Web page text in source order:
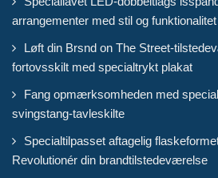
arrangementer med stil og funktionalitet
Løft din Brsnd on The Street-
fortovsskilt med specialtrykt plakat
Fang opmærksomheden med
svingstang-tavleskilte
Specialtilpasset aftagelig
Revolutionér din brandtilstedeværelse